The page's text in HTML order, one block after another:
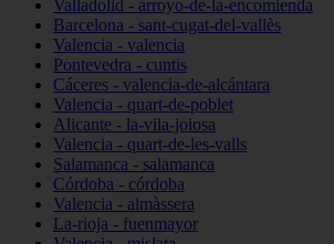
Valladolid - arroyo-de-la-encomienda
Barcelona - sant-cugat-del-vallès
Valencia - valencia
Pontevedra - cuntis
Cáceres - valencia-de-alcántara
Valencia - quart-de-poblet
Alicante - la-vila-joiosa
Valencia - quart-de-les-valls
Salamanca - salamanca
Córdoba - córdoba
Valencia - almàssera
La-rioja - fuenmayor